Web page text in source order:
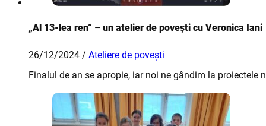
„Al 13-lea ren” – un atelier de povești cu Veronica Iani
26/12/2024 / Ateliere de povești
Finalul de an se apropie, iar noi ne gândim la